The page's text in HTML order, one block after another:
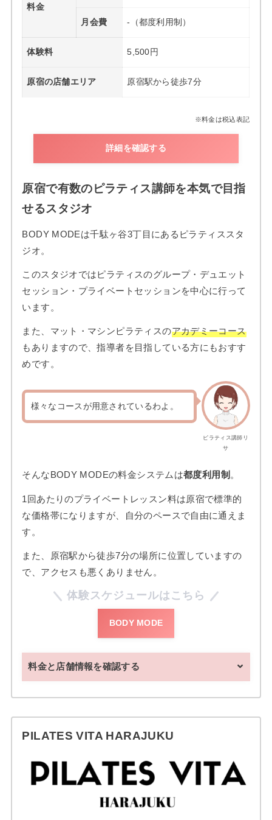
料金
月会費 -（都度利用制）
体験料 5,500円
原宿の店舗エリア 原宿駅から徒歩7分
※料金は税込表記
詳細を確認する
原宿で有数のピラティス講師を本気で目指
せるスタジオ
BODY MODEは千駄ヶ谷3丁目にあるピラティススタ
ジオ。
このスタジオではピラティスのグループ・デュエット
セッション・プライベートセッションを中心に行って
います。
また、マット・マシンピラティスのアカデミーコース
もありますので、指導者を目指している方にもおすす
めです。
ピラティス講師リ
サ
様々なコースが用意されているわよ。
そんなBODY MODEの料金システムは都度利用制 。
1回あたりのプライベートレッスン料は原宿で標準的
な価格帯になりますが、自分のペースで自由に通えま
す。
また、原宿駅から徒歩7分の場所に位置していますの
で、アクセスも悪くありません。
体験スケジュールはこちら
BODY MODE
料金と店舗情報を確認する
PILATES VITA HARAJUKU